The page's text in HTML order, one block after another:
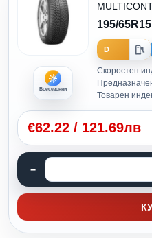
Всесезонни
195/65R15
D
Скоростен
Товарен
€62.22 / 121.69лв